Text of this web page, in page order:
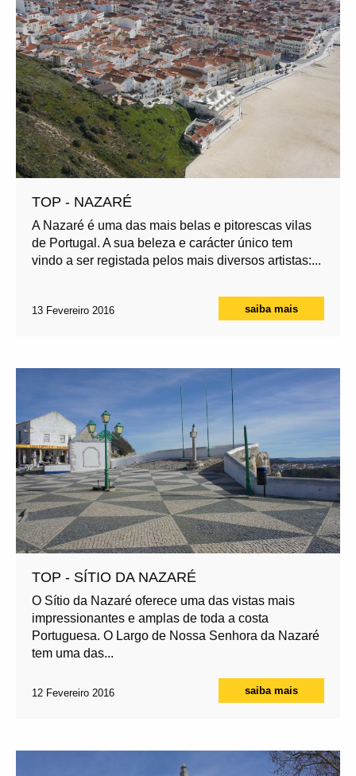
TOP - NAZARÉ
A Nazaré é uma das mais belas e pitorescas vilas
de Portugal. A sua beleza e carácter único tem
vindo a ser registada pelos mais diversos artistas:...
13 Fevereiro 2016 saiba mais
TOP - SÍTIO DA NAZARÉ
O Sítio da Nazaré oferece uma das vistas mais
impressionantes e amplas de toda a costa
Portuguesa. O Largo de Nossa Senhora da Nazaré
tem uma das...
12 Fevereiro 2016 saiba mais